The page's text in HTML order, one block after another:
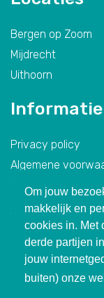
Om jouw
makkelijk en
cookies in. Met
derde partijen
jouw
buiten) onze
Bergen op Zoom
Mijdrecht
Uithoorn
Informatie
Privacy policy
Algemene
We recycle
Volg je
Facebook
Instagram